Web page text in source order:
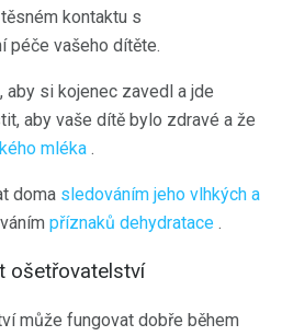
kontaktu s
péče vašeho dítěte.
aby si kojenec zavedl a jde
aby vaše dítě bylo zdravé a že
mléka .
doma sledováním jeho vlhkých a
příznaků dehydratace .
ošetřovatelství
může fungovat dobře během